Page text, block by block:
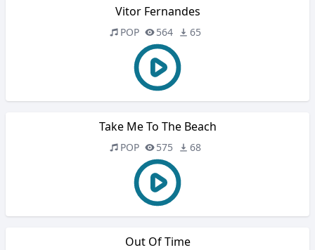
Vitor Fernandes
POP 564 65
Take Me To The Beach
POP 575 68
Out Of Time